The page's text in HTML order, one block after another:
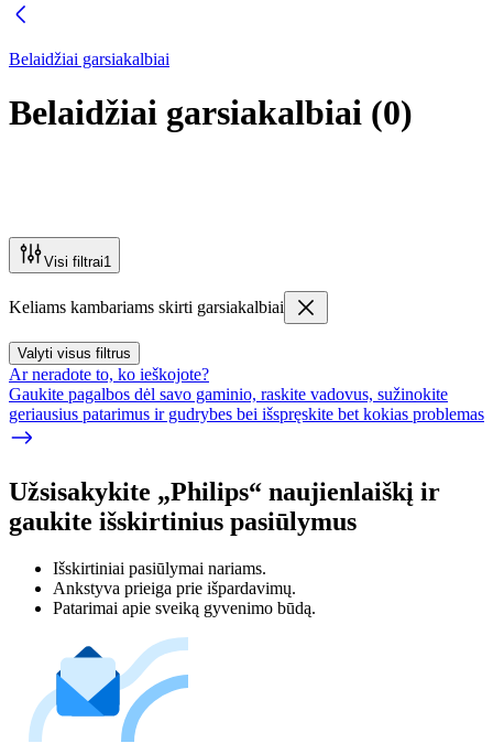
Belaidžiai garsiakalbiai
Belaidžiai garsiakalbiai (0)
Visi filtrai1
Keliams kambariams skirti garsiakalbiai
Valyti visus filtrus
Ar neradote to, ko ieškojote?
Gaukite pagalbos dėl savo gaminio, raskite vadovus, sužinokite
geriausius patarimus ir gudrybes bei išspręskite bet kokias problemas
Užsisakykite „Philips“ naujienlaiškį ir
gaukite išskirtinius pasiūlymus
Išskirtiniai pasiūlymai nariams.
Ankstyva prieiga prie išpardavimų.
Patarimai apie sveiką gyvenimo būdą.